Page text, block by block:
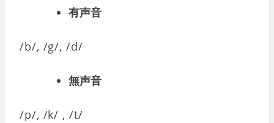
有声音
/b/, /g/, /d/
無声音
/p/, /k/ , /t/